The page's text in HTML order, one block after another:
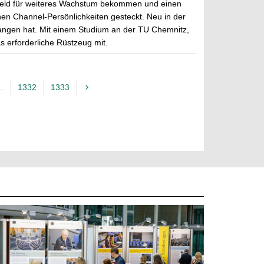
für weiteres Wachstum bekommen und einen
Channel-Persönlichkeiten gesteckt. Neu in der
hat. Mit einem Studium an der TU Chemnitz,
erforderliche Rüstzeug mit.
1332 1333